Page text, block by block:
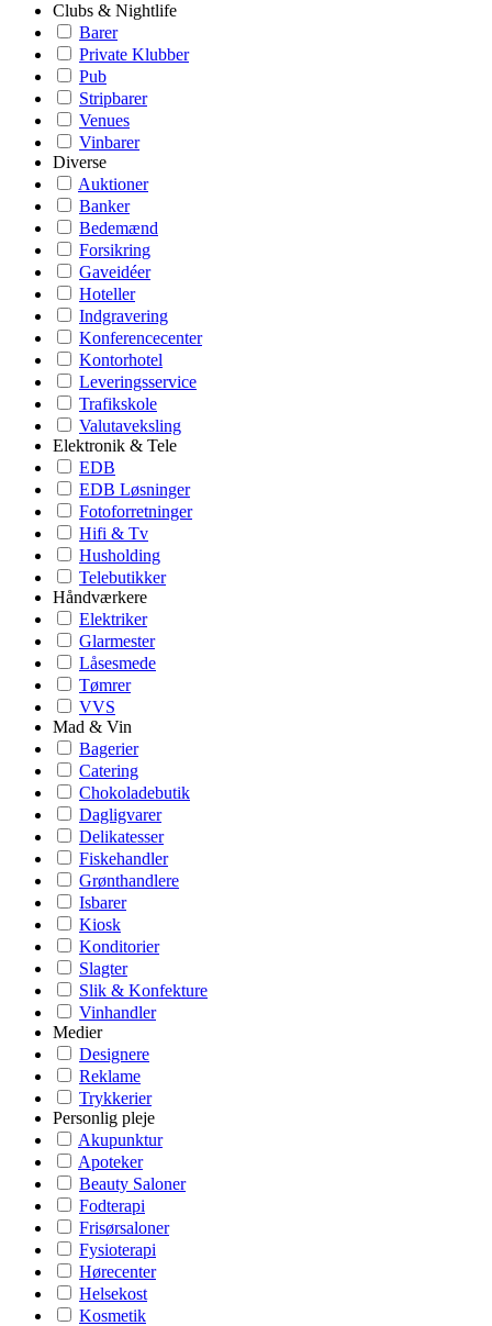
Clubs & Nightlife
Barer
Private Klubber
Pub
Stripbarer
Venues
Vinbarer
Diverse
Auktioner
Banker
Bedemænd
Forsikring
Gaveidéer
Hoteller
Indgravering
Konferencecenter
Kontorhotel
Leveringsservice
Trafikskole
Valutaveksling
Elektronik & Tele
EDB
EDB Løsninger
Fotoforretninger
Hifi & Tv
Husholding
Telebutikker
Håndværkere
Elektriker
Glarmester
Låsesmede
Tømrer
VVS
Mad & Vin
Bagerier
Catering
Chokoladebutik
Dagligvarer
Delikatesser
Fiskehandler
Grønthandlere
Isbarer
Kiosk
Konditorier
Slagter
Slik & Konfekture
Vinhandler
Medier
Designere
Reklame
Trykkerier
Personlig pleje
Akupunktur
Apoteker
Beauty Saloner
Fodterapi
Frisørsaloner
Fysioterapi
Hørecenter
Helsekost
Kosmetik